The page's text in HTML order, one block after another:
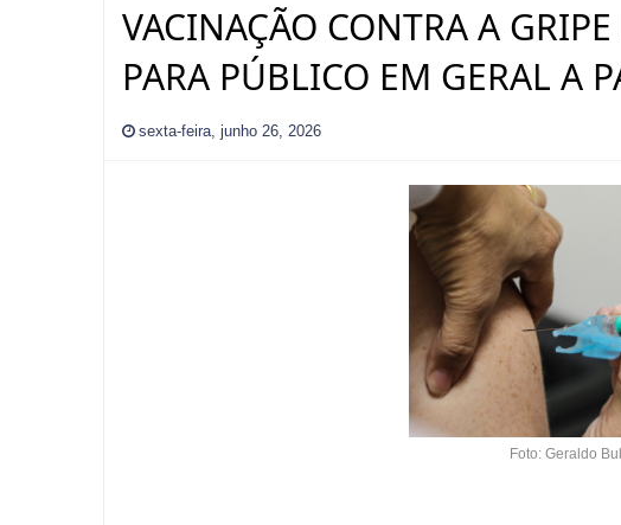
VACINAÇÃO CONTRA A
PARA PÚBLICO EM GERAL A
sexta-feira, junho 26, 2026
Foto: Geraldo